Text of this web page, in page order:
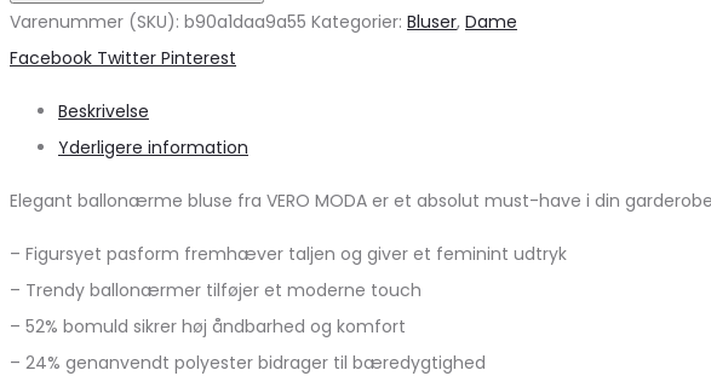
Marta
du
Varenummer (SKU): b90a1daa9a55 Kategorier: Bluser, Dame
Share
Facebook Twitter Pinterest
Beskrivelse
Yderligere information
Elegant ballonærme bluse fra VERO MODA er et absolut must-have i din
– Figursyet pasform fremhæver taljen og giver et feminint udtryk
– Trendy ballonærmer tilføjer et moderne touch
– 52% bomuld sikrer høj åndbarhed og komfort
– 24% genanvendt polyester bidrager til bæredygtighed